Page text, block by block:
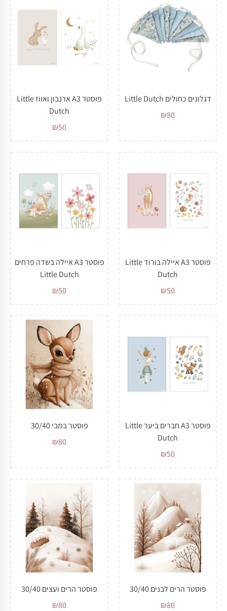
דגלונים כחולים Little Dutch
₪80
פוסטר A3 ארנבון ואווז Little
Dutch
₪50
פוסטר A3 איילה בורוד Little
Dutch
₪50
פוסטר A3 איילה בשדה פרחים
Little Dutch
₪50
פוסטר A3 חברים ביער Little
Dutch
₪50
פוסטר במבי 30/40
₪80
פוסטר הרים לבנים 30/40
₪80
פוסטר הרים ועצים 30/40
₪80